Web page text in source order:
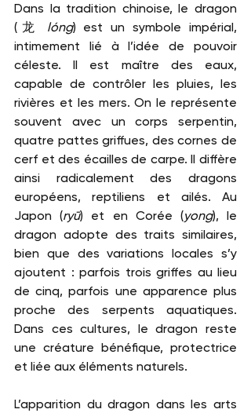
Dans la tradition chinoise, le dragon
(龙 lóng) est un symbole impérial,
intimement lié à l’idée de pouvoir
céleste. Il est maître des eaux,
capable de contrôler les pluies, les
rivières et les mers. On le représente
souvent avec un corps serpentin,
quatre pattes griffues, des cornes de
cerf et des écailles de carpe. Il diffère
ainsi radicalement des dragons
européens, reptiliens et ailés. Au
Japon (ryū) et en Corée (yong), le
dragon adopte des traits similaires,
bien que des variations locales s’y
ajoutent : parfois trois griffes au lieu
de cinq, parfois une apparence plus
proche des serpents aquatiques.
Dans ces cultures, le dragon reste
une créature bénéfique, protectrice
et liée aux éléments naturels.
L’apparition du dragon dans les arts